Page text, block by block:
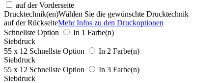
auf der Vorderseite
Drucktechnik(en)Wählen Sie die gewünschte Drucktechnik
auf der RückseiteMehr Infos zu den Druckoptionen
Schnellste Option
In 1 Farbe(n)
Siebdruck
55 x 12 Schnellste Option
In 2 Farbe(n)
Siebdruck
55 x 12 Schnellste Option
In 3 Farbe(n)
Siebdruck